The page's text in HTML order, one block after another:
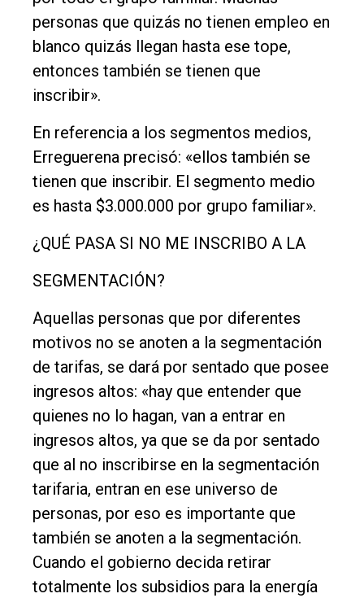
personas que quizás no tienen empleo en
blanco quizás llegan hasta ese tope,
entonces también se tienen que
inscribir».
En referencia a los segmentos medios,
Erreguerena precisó: «ellos también se
tienen que inscribir. El segmento medio
es hasta $3.000.000 por grupo familiar».
¿QUÉ PASA SI NO ME INSCRIBO A LA
SEGMENTACIÓN?
Aquellas personas que por diferentes
motivos no se anoten a la segmentación
de tarifas, se dará por sentado que posee
ingresos altos: «hay que entender que
quienes no lo hagan, van a entrar en
ingresos altos, ya que se da por sentado
que al no inscribirse en la segmentación
tarifaria, entran en ese universo de
personas, por eso es importante que
también se anoten a la segmentación.
Cuando el gobierno decida retirar
totalmente los subsidios para la energía